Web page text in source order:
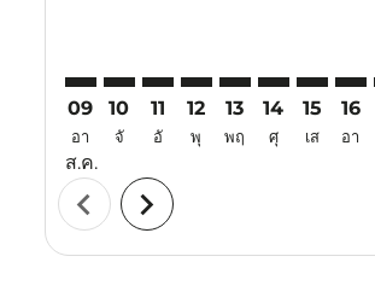
09
อา
ส.ค.
10
จั
11
อั
12
พุ
13
พฤ
14
ศุ
15
เส
16
อา
chevron_left chevron_right